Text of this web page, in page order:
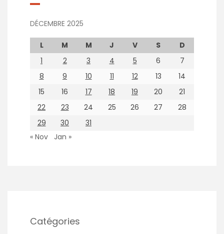
DÉCEMBRE 2025
L M M J V S
D
1
2 3 4 5 6
7
8
9 10 11 12 13
14
15
16 17 18 19 20
21
22
23 24 25 26 27
28
29
30
31
« Nov
Jan »
Catégories